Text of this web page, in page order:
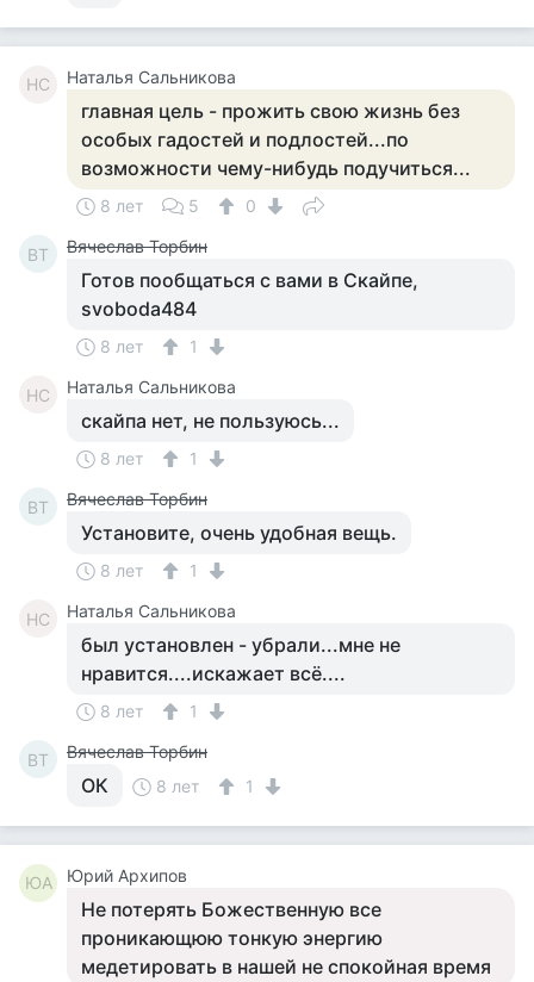
НС Наталья Сальникова
главная цель - прожить свою жизнь без
особых гадостей и подлостей...по
возможности чему-нибудь подучиться...
8 лет 5 0
ВТ Вячеслав Торбин
Готов пообщаться с вами в Скайпе,
svoboda484
8 лет 1
НС Наталья Сальникова
скайпа нет, не пользуюсь...
8 лет 1
ВТ Вячеслав Торбин
Установите, очень удобная вещь.
8 лет 1
НС Наталья Сальникова
был установлен - убрали...мне не
нравится....искажает всё....
8 лет 1
ВТ Вячеслав Торбин
ОК 8 лет 1
ЮА Юрий Архипов
Не потерять Божественную все
проникающюю тонкую энергию
медетировать в нашей не спокойная время